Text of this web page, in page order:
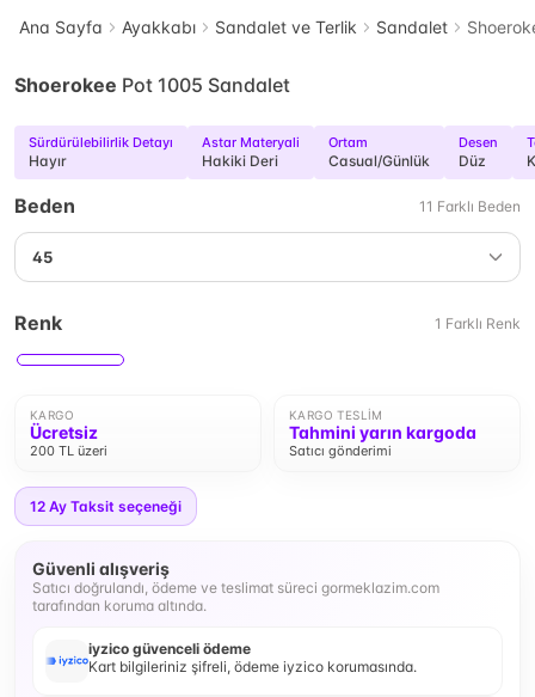
Ana Sayfa Ayakkabı Sandalet ve Terlik Sandalet
Shoerokee Pot 1005 Sandalet
Sürdürülebilirlik Detayı
Hayır
Astar Materyali
Hakiki Deri
Ortam
Casual/Günlük
Desen
Düz
Beden 11 Farklı Beden
45
Renk 1 Farklı Renk
KARGO
Ücretsiz
200 TL üzeri
KARGO TESLIM
Tahmini yarın kargoda
Satıcı gönderimi
12 Ay Taksit seçeneği
Güvenli alışveriş
Satıcı doğrulandı, ödeme ve teslimat süreci gormeklazim.com
tarafından koruma altında.
iyzico güvenceli ödeme
Kart bilgileriniz şifreli, ödeme iyzico korumasında.